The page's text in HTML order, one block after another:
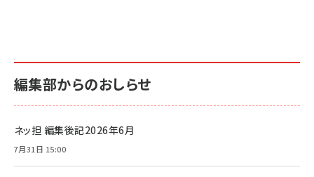
編集部からのおしらせ
ネッ担 編集後記2026年6月
7月31日 15:00